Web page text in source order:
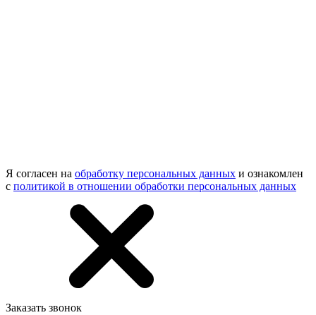
Я согласен на обработку персональных данных и ознакомлен
с политикой в отношении обработки персональных данных
Заказать звонок